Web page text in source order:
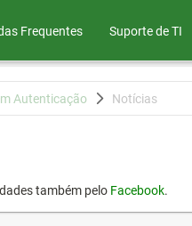
Frequentes Suporte de TI
Autenticação Notícias
também pelo Facebook.